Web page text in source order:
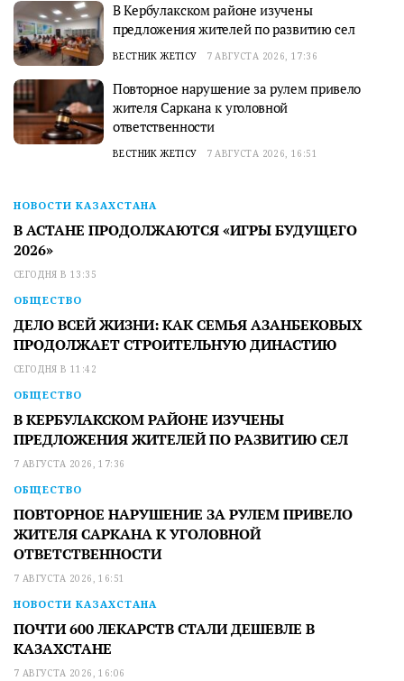
В Кербулакском районе изучены
предложения жителей по развитию сел
ВЕСТНИК ЖЕТІСУ 7 АВГУСТА 2026, 17:36
Повторное нарушение за рулем привело
жителя Саркана к уголовной
ответственности
ВЕСТНИК ЖЕТІСУ 7 АВГУСТА 2026, 16:51
НОВОСТИ КАЗАХСТАНА
В АСТАНЕ ПРОДОЛЖАЮТСЯ «ИГРЫ БУДУЩЕГО
2026»
СЕГОДНЯ В 13:35
ОБЩЕСТВО
ДЕЛО ВСЕЙ ЖИЗНИ: КАК СЕМЬЯ АЗАНБЕКОВЫХ
ПРОДОЛЖАЕТ СТРОИТЕЛЬНУЮ ДИНАСТИЮ
СЕГОДНЯ В 11:42
ОБЩЕСТВО
В КЕРБУЛАКСКОМ РАЙОНЕ ИЗУЧЕНЫ
ПРЕДЛОЖЕНИЯ ЖИТЕЛЕЙ ПО РАЗВИТИЮ СЕЛ
7 АВГУСТА 2026, 17:36
ОБЩЕСТВО
ПОВТОРНОЕ НАРУШЕНИЕ ЗА РУЛЕМ ПРИВЕЛО
ЖИТЕЛЯ САРКАНА К УГОЛОВНОЙ
ОТВЕТСТВЕННОСТИ
7 АВГУСТА 2026, 16:51
НОВОСТИ КАЗАХСТАНА
ПОЧТИ 600 ЛЕКАРСТВ СТАЛИ ДЕШЕВЛЕ В
КАЗАХСТАНЕ
7 АВГУСТА 2026, 16:06